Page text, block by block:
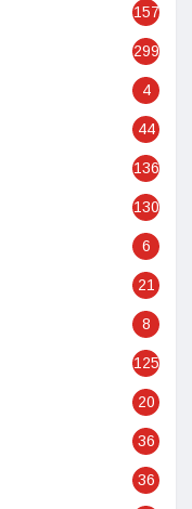
157
299
4
44
136
130
6
21
8
125
20
36
36